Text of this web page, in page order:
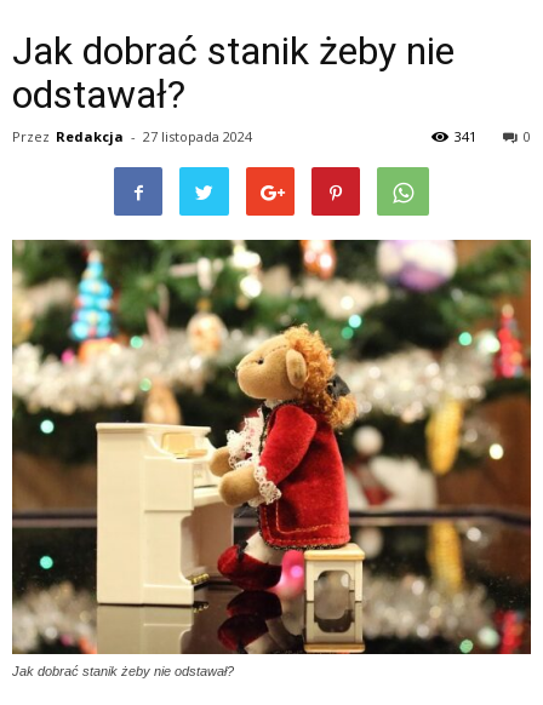
Jak dobrać stanik żeby nie
odstawał?
Przez Redakcja - 27 listopada 2024 0
341
Jak dobrać stanik żeby nie odstawał?